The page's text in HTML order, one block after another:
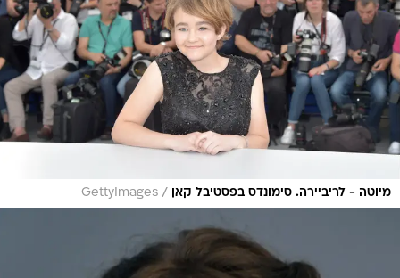
מיוטה - לריביירה. סימונדס בפסטיבל קאן /
GettyImages